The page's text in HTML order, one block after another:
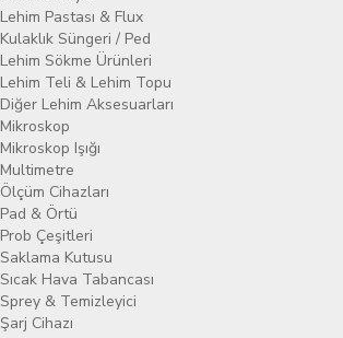
Lehim Pastası & Flux
Kulaklık Süngeri / Ped
Lehim Sökme Ürünleri
Lehim Teli & Lehim Topu
Diğer Lehim Aksesuarları
Mikroskop
Mikroskop Işığı
Multimetre
Ölçüm Cihazları
Pad & Örtü
Prob Çeşitleri
Saklama Kutusu
Sıcak Hava Tabancası
Sprey & Temizleyici
Şarj Cihazı